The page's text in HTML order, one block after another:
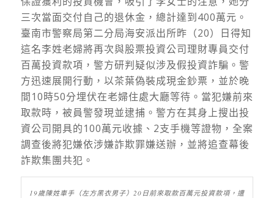
三次當面交付自己的退休金，總計達到400萬元。
臺南市警察局第二分局海安派出所昨（20）日得知
這名李姓老婦將再次與股票投資公司理財專員交付
百萬投資款項，警方研判疑似涉及假投資詐騙。警
方迅速展開行動，以茶葉偽裝成現金鈔票，並於晚
間10時50分埋伏在老婦住處大廳等待。當犯嫌前來
取款時，被員警發現並逮捕。警方在其身上搜出投
資公司開具的100萬元收據、2支手機等證物，全案
調查後將犯嫌依涉嫌詐欺罪嫌送辦，並將追查幕後
詐欺集團共犯。
19歲陳姓車手（左方黑衣男子）20日前來取款百萬元投資款項，遭